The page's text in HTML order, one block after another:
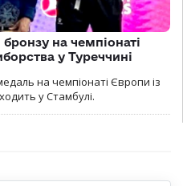
на чемпіонаті
у Туреччині
на чемпіонаті Європи із
у Стамбулі.